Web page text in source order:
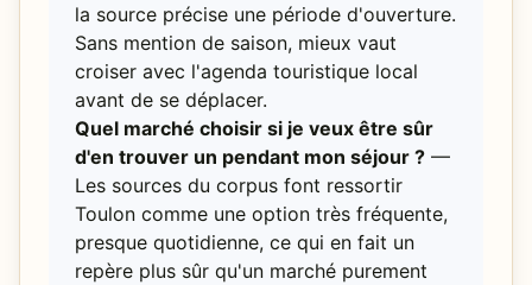
la source précise une période d'ouverture.
Sans mention de saison, mieux vaut
croiser avec l'agenda touristique local
avant de se déplacer.
Quel marché choisir si je veux être sûr
d'en trouver un pendant mon séjour ? —
Les sources du corpus font ressortir
Toulon comme une option très fréquente,
presque quotidienne, ce qui en fait un
repère plus sûr qu'un marché purement